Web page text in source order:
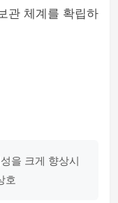
관 체계를 확립하
을 크게 향상시
호